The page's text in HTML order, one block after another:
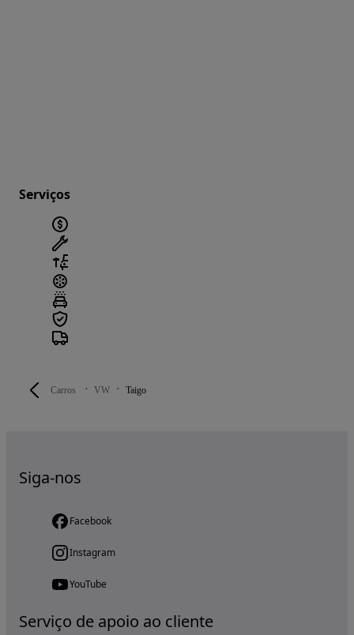
Carros VW Taigo
Serviços
Siga-nos
Facebook
Instagram
YouTube
Serviço de apoio ao cliente